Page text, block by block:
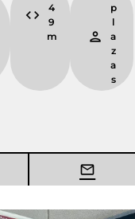
4
9
m
p
l
a
z
a
s